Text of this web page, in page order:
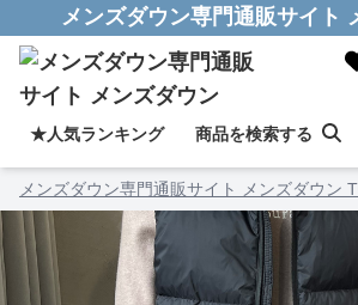
メンズダウン専門通販サイト
★人気ランキング 商品を検索する
メンズダウン専門通販サイト メンズダウン